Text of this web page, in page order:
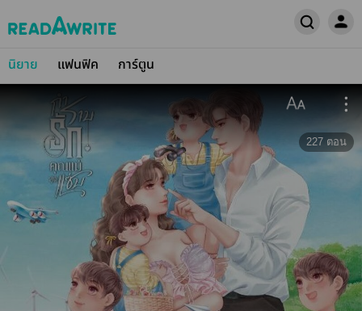
นิยาย แฟนฟิค การ์ตูน
227 ตอน